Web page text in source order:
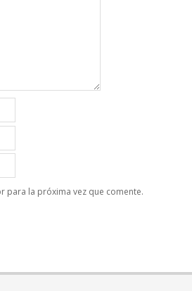
para la próxima vez que comente.